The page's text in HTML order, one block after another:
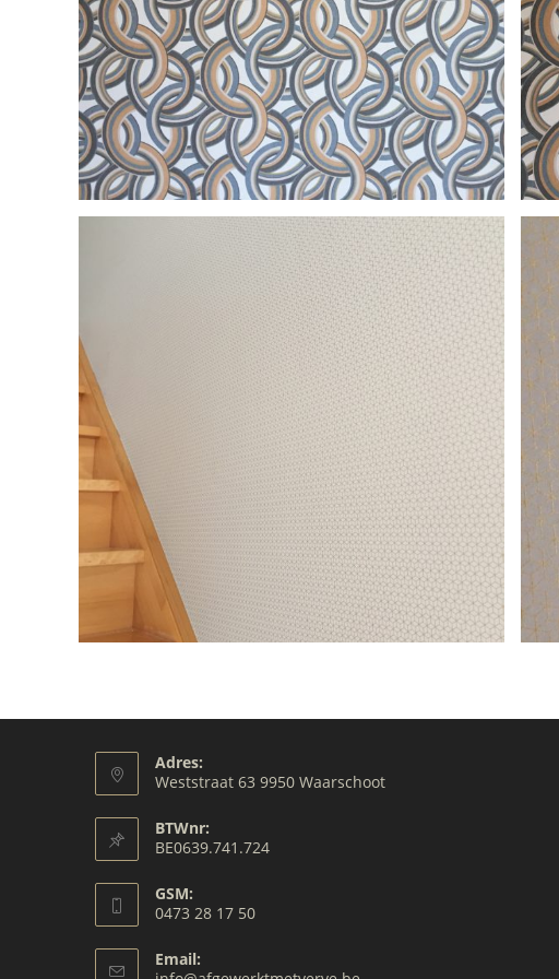
Adres:
Weststraat 63 9950 Waarschoot
BTWnr:
BE0639.741.724
GSM:
0473 28 17 50
in
Email: